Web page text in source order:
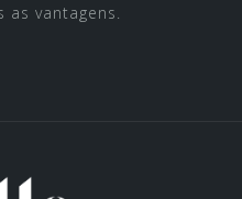
vantagens.